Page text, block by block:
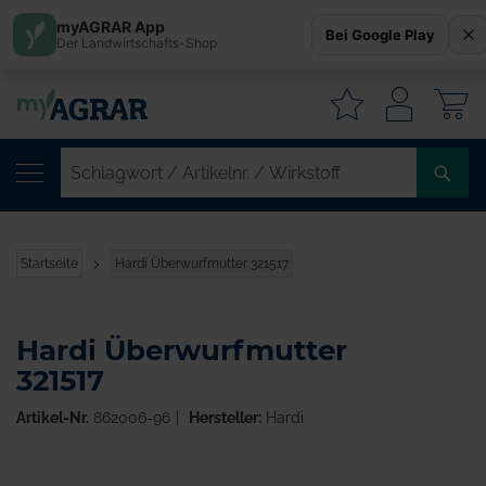
Startseite Hardi Überwurfmutter 321517
Hardi Überwurfmutter
321517
Artikel-Nr. 862006-96 Hersteller:Hardi
myAGRAR App
Der Landwirtschafts-Shop Bei Google Play